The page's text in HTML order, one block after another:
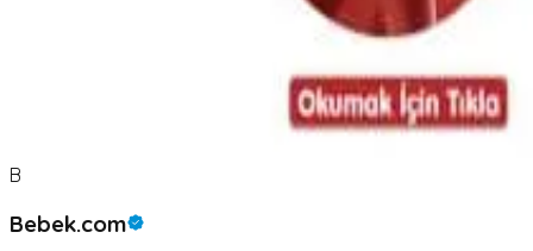
B
Bebek.com